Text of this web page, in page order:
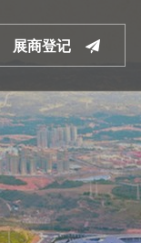
展商登记